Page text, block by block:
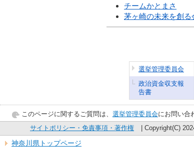
チームかとまさ
茅ヶ崎の未来を創る
選挙管理委員会
政治資金収支報
告書
このページに関するご質問は、 選挙管理委員会にお問い合
サイトポリシー・免責事項・著作権
| Copyright(C)
神奈川県トップページ